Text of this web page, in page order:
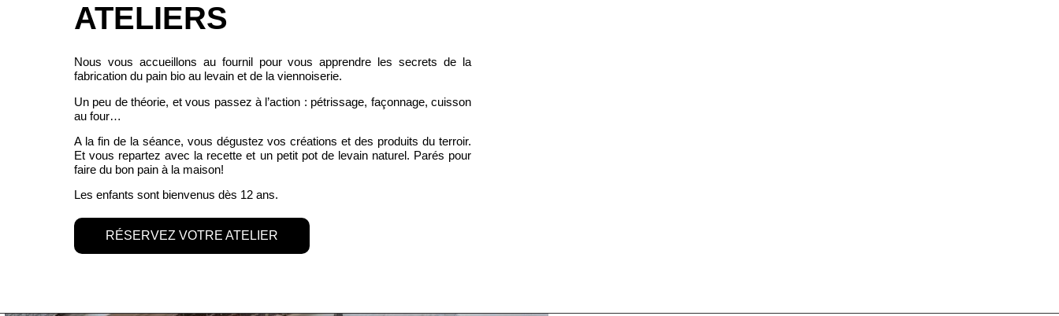
ATELIERS
Nous vous accueillons au fournil pour vous apprendre les secrets de la
fabrication du pain bio au levain et de la viennoiserie.
Un peu de théorie, et vous passez à l’action : pétrissage, façonnage, cuisson
au four…
A la fin de la séance, vous dégustez vos créations et des produits du terroir.
Et vous repartez avec la recette et un petit pot de levain naturel. Parés pour
faire du bon pain à la maison!
Les enfants sont bienvenus dès 12 ans.
RÉSERVEZ VOTRE ATELIER